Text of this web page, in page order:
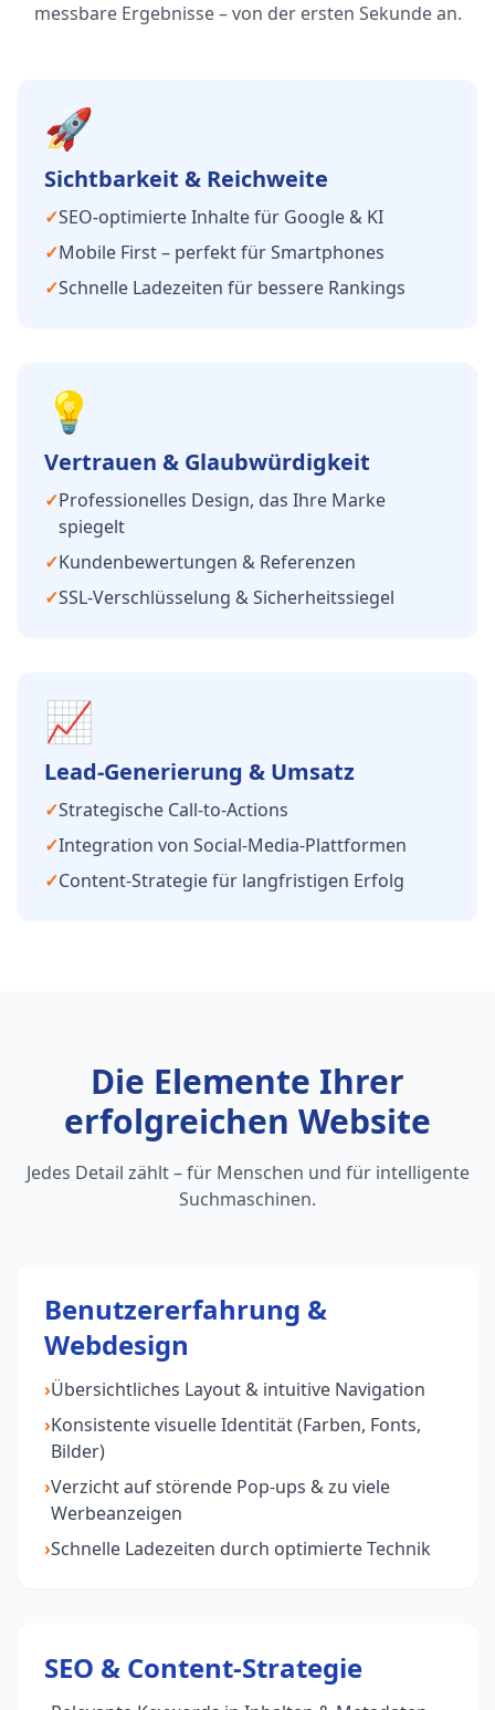
messbare Ergebnisse – von der ersten Sekunde an.
🚀
Sichtbarkeit & Reichweite
✓SEO-optimierte Inhalte für Google & KI
✓Mobile First – perfekt für Smartphones
✓Schnelle Ladezeiten für bessere Rankings
💡
Vertrauen & Glaubwürdigkeit
✓Professionelles Design, das Ihre Marke
spiegelt
✓Kundenbewertungen & Referenzen
✓SSL-Verschlüsselung & Sicherheitssiegel
📈
Lead-Generierung & Umsatz
✓Strategische Call-to-Actions
✓Integration von Social-Media-Plattformen
✓Content-Strategie für langfristigen Erfolg
Die Elemente Ihrer
erfolgreichen Website
Jedes Detail zählt – für Menschen und für intelligente
Suchmaschinen.
Benutzererfahrung &
Webdesign
›Übersichtliches Layout & intuitive Navigation
›Konsistente visuelle Identität (Farben, Fonts,
Bilder)
›Verzicht auf störende Pop-ups & zu viele
Werbeanzeigen
›Schnelle Ladezeiten durch optimierte Technik
SEO & Content-Strategie